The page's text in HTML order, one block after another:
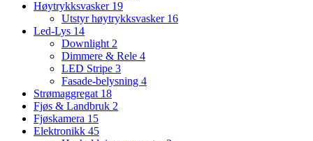
Høytrykksvasker 19
Utstyr høytrykksvasker 16
Led-Lys 14
Downlight 2
Dimmere & Rele 4
LED Stripe 3
Fasade-belysning 4
Strømaggregat 18
Fjøs & Landbruk 2
Fjøskamera 15
Elektronikk 45